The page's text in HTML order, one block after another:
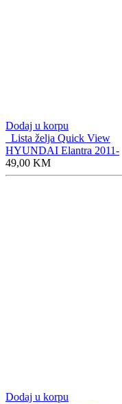
Dodaj u korpu
Lista želja Quick View
HYUNDAI Elantra 2011-
49,00 KM
Dodaj u korpu